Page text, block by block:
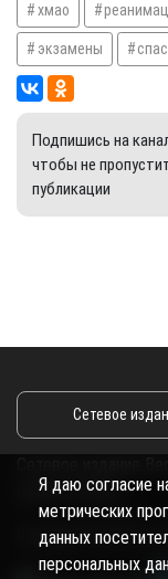
хмао
экзамены
Подпишись на
чтобы не
публикации
Сетевое
района и Югры
Copyright © 2018-
Я даю согласие
метрических
данных
персональных